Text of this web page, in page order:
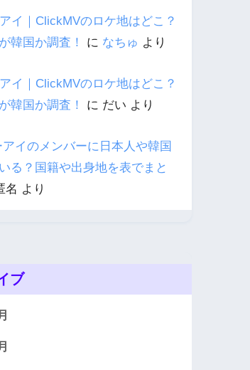
イ｜ClickMVのロケ地はどこ？
韓国か調査！
に なちゅ より
イ｜ClickMVのロケ地はどこ？
韓国か調査！
に だい より
イのメンバーに日本人や韓国
る？国籍や出身地を表でまと
名 より
ブ